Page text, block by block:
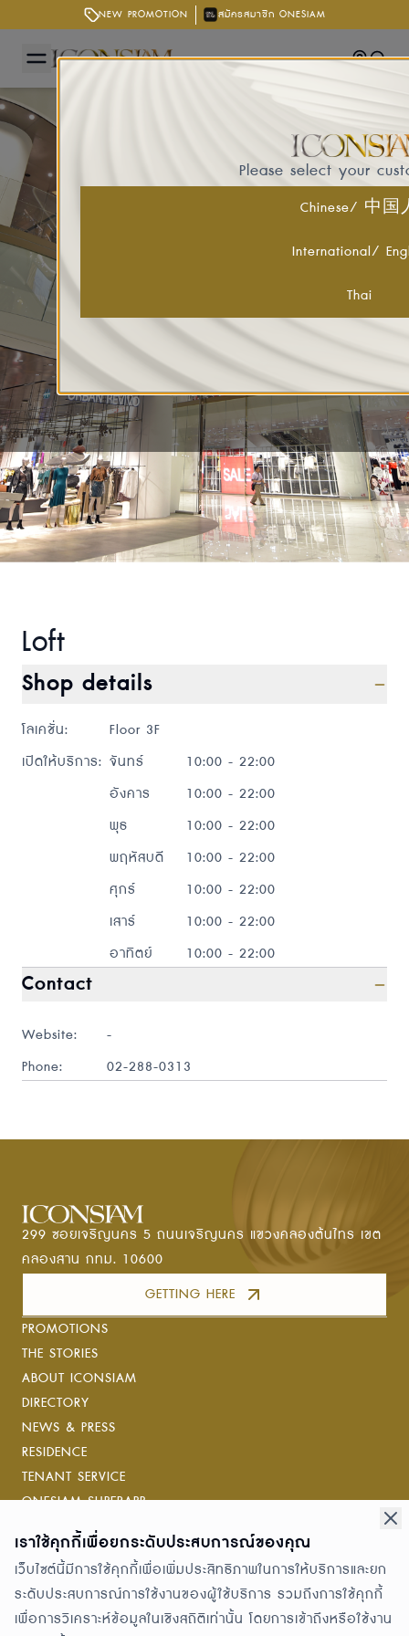
NEW PROMOTION สมัครสมาชิก ONESIAM
Getting
Loft
Shop details
โลเคชั่น:
Floor 3F
เปิดให้บริการ: จันทร์
10:00 - 22:00
อังคาร
10:00 - 22:00
พุธ
10:00 - 22:00
พฤหัสบดี
10:00 - 22:00
ศุกร์
10:00 - 22:00
เสาร์
10:00 - 22:00
อาทิตย์
10:00 - 22:00
Contact
Website:
-
Phone:
02-288-0313
299 ซอยเจริญนคร 5 ถนนเจริญนคร แขวงคลองต้นไทร เขต
คลองสาน กทม. 10600
GETTING HERE
PROMOTIONS
THE STORIES
ABOUT ICONSIAM
DIRECTORY
NEWS & PRESS
RESIDENCE
TENANT SERVICE
ONESIAM SUPERAPP
Connect with us
Awards
เราใช้คุกกี้เพื่อยกระดับประสบการณ์ของคุณ
เว็บไซต์นี้มีการใช้คุกกี้เพื่อเพิ่มประสิทธิภาพในการให้บริการและยก
ระดับประสบการณ์การใช้งานของผู้ใช้บริการ รวมถึงการใช้คุกกี้
เพื่อการวิเคราะห์ข้อมูลในเชิงสถิติเท่านั้น โดยการเข้าถึงหรือใช้งาน
Please select your
Chinese/ 中国
International/
Thai